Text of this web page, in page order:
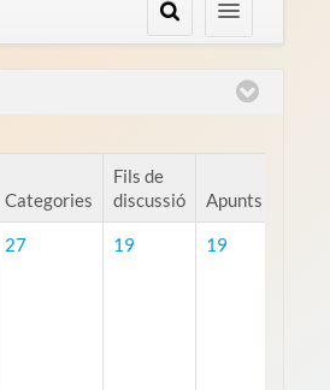
Categories
Fils de
discussió
Apunts
27 19
19